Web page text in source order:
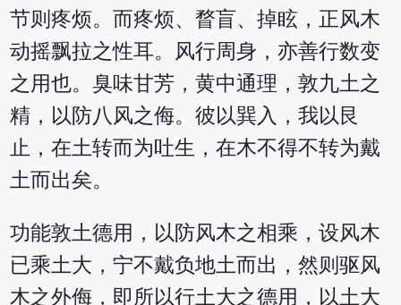
节则疼烦。而疼烦、瞀盲、掉眩，正风木
动摇飘拉之性耳。风行周身，亦善行数变
之用也。臭味甘芳，黄中通理，敦九土之
精，以防八风之侮。彼以巽入，我以艮
止，在土转而为吐生，在木不得不转为戴
土而出矣。
功能敦土德用，以防风木之相乘，设风木
已乘土大，宁不戴负地土而出，然则驱风
木之外侮，即所以行土大之德用，以土大